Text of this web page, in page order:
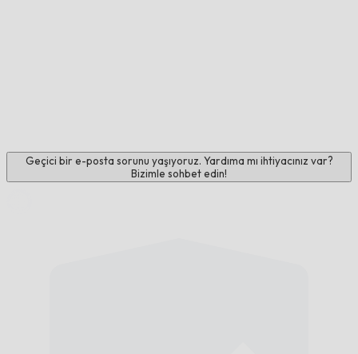
Geçici bir e-posta sorunu yaşıyoruz. Yardıma mı ihtiyacınız var?
Bizimle sohbet edin!